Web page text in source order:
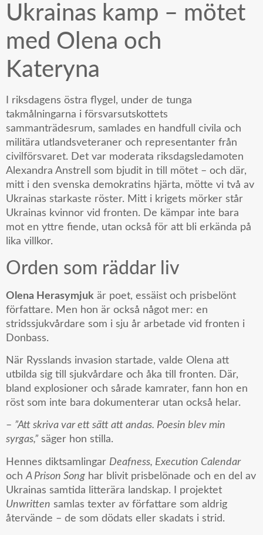
Ukrainas kamp – mötet
med Olena och
Kateryna
I riksdagens östra flygel, under de tunga
takmålningarna i försvarsutskottets
sammanträdesrum, samlades en handfull civila och
militära utlandsveteraner och representanter från
civilförsvaret. Det var moderata riksdagsledamoten
Alexandra Anstrell som bjudit in till mötet – och där,
mitt i den svenska demokratins hjärta, mötte vi två av
Ukrainas starkaste röster. Mitt i krigets mörker står
Ukrainas kvinnor vid fronten. De kämpar inte bara
mot en yttre fiende, utan också för att bli erkända på
lika villkor.
Orden som räddar liv
Olena Herasymjuk är poet, essäist och prisbelönt
författare. Men hon är också något mer: en
stridssjukvårdare som i sju år arbetade vid fronten i
Donbass.
När Rysslands invasion startade, valde Olena att
utbilda sig till sjukvårdare och åka till fronten. Där,
bland explosioner och sårade kamrater, fann hon en
röst som inte bara dokumenterar utan också helar.
– ”Att skriva var ett sätt att andas. Poesin blev min
syrgas,” säger hon stilla.
Hennes diktsamlingar Deafness, Execution Calendar
ochA Prison Song har blivit prisbelönade och en del av
Ukrainas samtida litterära landskap. I projektet
Unwritten samlas texter av författare som aldrig
återvände – de som dödats eller skadats i strid.